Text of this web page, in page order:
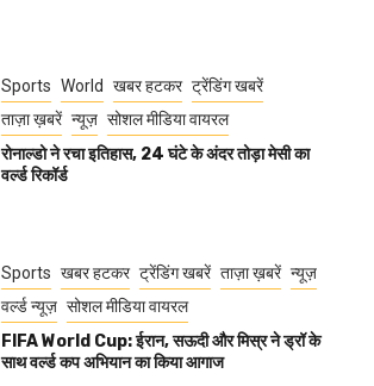
Sports World खबर हटकर ट्रेंडिंग खबरें
ताज़ा ख़बरें न्यूज़ सोशल मीडिया वायरल
रोनाल्डो ने रचा इतिहास, 24 घंटे के अंदर तोड़ा मेसी का
वर्ल्ड रिकॉर्ड
Sports खबर हटकर ट्रेंडिंग खबरें ताज़ा ख़बरें न्यूज़
वर्ल्ड न्यूज़ सोशल मीडिया वायरल
FIFA World Cup: ईरान, सऊदी और मिस्र ने ड्रॉ के
साथ वर्ल्ड कप अभियान का किया आगाज